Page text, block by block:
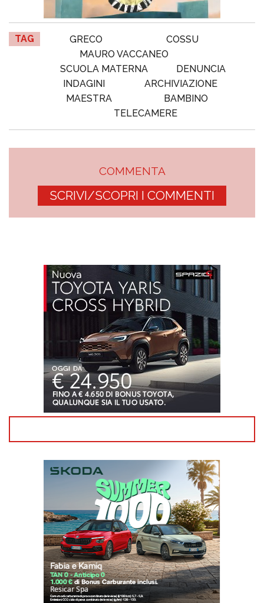
TAG GRECO
COSSU
MAURO VACCANEO
SCUOLA MATERNA
DENUNCIA
INDAGINI
ARCHIVIAZIONE
MAESTRA
BAMBINO
TELECAMERE
COMMENTA
SCRIVI/SCOPRI I COMMENTI